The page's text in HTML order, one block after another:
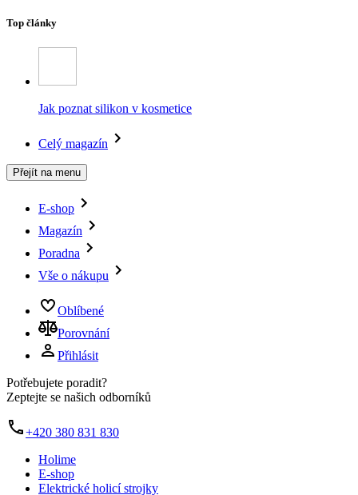
Top články
Jak poznat silikon v kosmetice
Celý magazín
Přejít na menu
E-shop
Magazín
Poradna
Vše o nákupu
Oblíbené
Porovnání
Přihlásit
Potřebujete poradit?
Zeptejte se našich odborníků
+420 380 831 830
Holime
E-shop
Elektrické holicí strojky